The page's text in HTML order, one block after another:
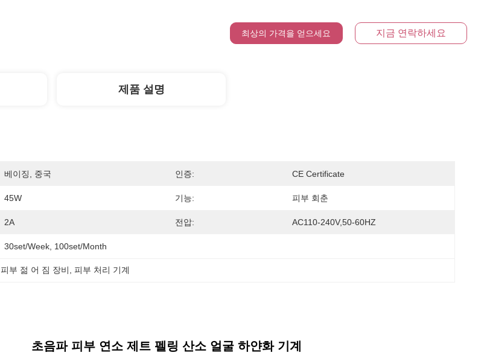
최상의 가격을 얻으세요 지금 연락하세요
제품 설명
베이징, 중국 인증: CE Certificate
45W 기능: 피부 회춘
2A 전압: AC110-240V,50-60HZ
30set/week, 100set/Month
피부 젊 어 짐 장비 , 피부 처리 기계
초음파 피부 연소 제트 펠링 산소 얼굴 하얀화 기계